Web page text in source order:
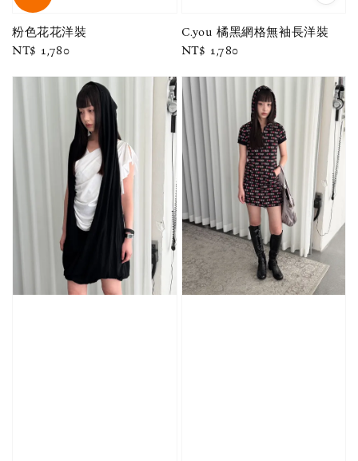
粉色花花洋裝
Regular
NT$ 1,780
C.you 橘黑網格無袖長洋裝
Regular
NT$ 1,780